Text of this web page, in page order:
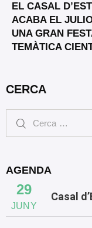
EL CASAL
ACABA EL
UNA GRAN
TEMÀTICA
CERCA
AGENDA
29
JUNY
Casal